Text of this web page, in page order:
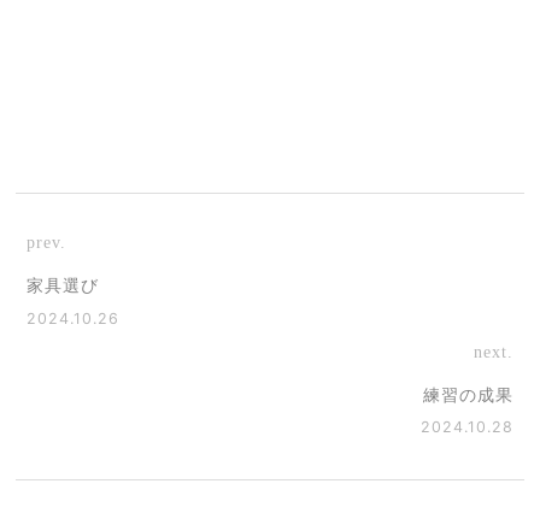
prev.
家具選び
2024.10.26
next.
練習の成果
2024.10.28